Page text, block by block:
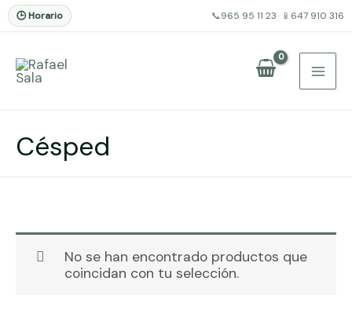
🕒 Horario 📞965 95 11 23 · 📱 647 910 316
contenido
Césped
No se han encontrado productos que
coincidan con tu selección.